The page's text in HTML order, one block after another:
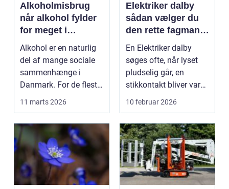
Alkoholmisbrug
når alkohol fylder
for meget i
hverdagen
Alkohol er en naturlig
del af mange sociale
sammenhænge i
Danmark. For de fleste
er det forbundet me...
11 marts 2026
Elektriker dalby
sådan vælger du
den rette fagmand
til el-arbejdet
En Elektriker dalby
søges ofte, når lyset
pludselig går, en
stikkontakt bliver varm,
eller når der s...
10 februar 2026